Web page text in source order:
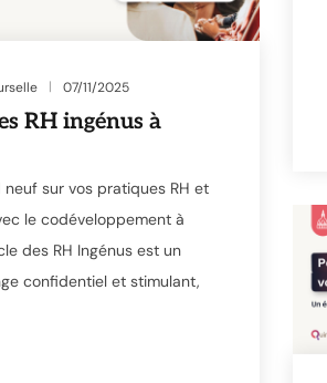
07/11/2025
RH ingénus à
neuf sur vos pratiques RH et
le codéveloppement à
des RH Ingénus est un
confidentiel et stimulant,